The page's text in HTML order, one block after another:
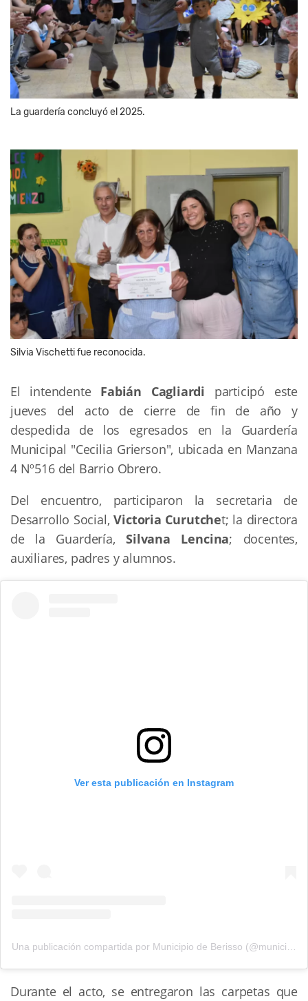
La guardería concluyó el 2025.
Silvia Vischetti fue reconocida.
El intendente Fabián Cagliardi participó este
jueves del acto de cierre de fin de año y
despedida de los egresados en la Guardería
Municipal "Cecilia Grierson", ubicada en Manzana
4 Nº516 del Barrio Obrero.
Del encuentro, participaron la secretaria de
Desarrollo Social,Victoria Curutchet; la directora
de la Guardería,Silvana Lencina; docentes,
auxiliares, padres y alumnos.
Ver esta publicación en Instagram
Durante el acto, se entregaron las carpetas que